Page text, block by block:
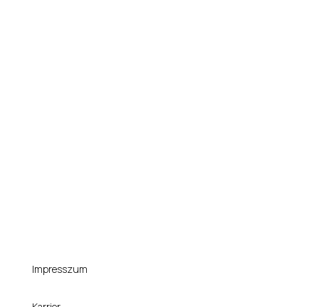
Impresszum